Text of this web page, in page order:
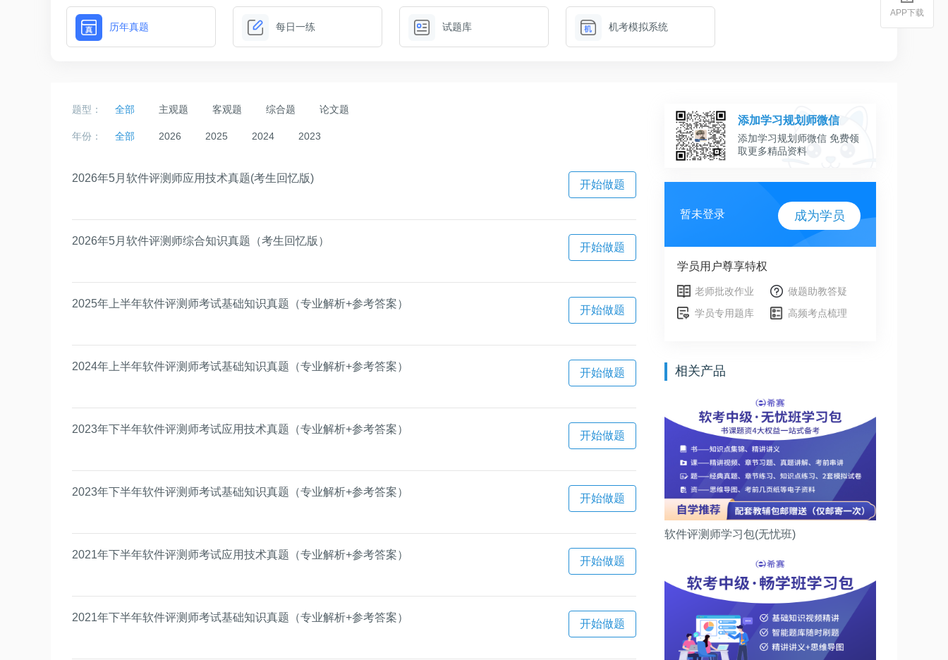
历年真题 每日一练 试题库 机考模拟系统
题型： 全部 主观题 客观题 综合题 论文题
年份： 全部 2026 2025 2024 2023
2026年5月软件评测师应用技术真题(考生回忆版)
开始做题
2026年5月软件评测师综合知识真题（考生回忆版）
开始做题
2025年上半年软件评测师考试基础知识真题（专业解析+参考答案）
开始做题
2024年上半年软件评测师考试基础知识真题（专业解析+参考答案）
开始做题
2023年下半年软件评测师考试应用技术真题（专业解析+参考答案）
开始做题
2023年下半年软件评测师考试基础知识真题（专业解析+参考答案）
开始做题
2021年下半年软件评测师考试应用技术真题（专业解析+参考答案）
开始做题
2021年下半年软件评测师考试基础知识真题（专业解析+参考答案）
开始做题
添加学习规划师微信
添加学习规划师微信 免费领
取更多精品资料
暂未登录 成为学员
学员用户尊享特权
老师批改作业
做题助教答疑
学员专用题库
高频考点梳理
相关产品
软件评测师学习包(无忧班)
APP下载